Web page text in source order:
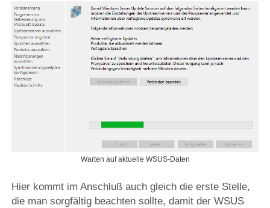
Warten auf aktuelle WSUS-Daten
Hier kommt im Anschluß auch gleich die erste Stelle,
die man sorgfältig beachten sollte, damit der WSUS